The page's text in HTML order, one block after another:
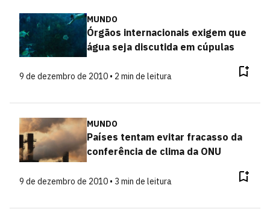
MUNDO
Órgãos internacionais exigem que
água seja discutida em cúpulas
9 de dezembro de 2010 • 2 min de leitura
MUNDO
Países tentam evitar fracasso da
conferência de clima da ONU
9 de dezembro de 2010 • 3 min de leitura